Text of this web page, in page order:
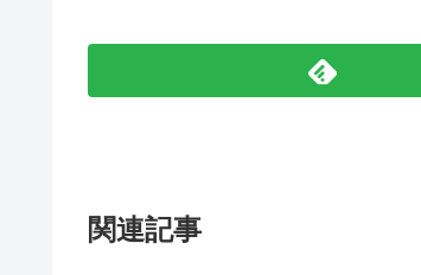
関連記事